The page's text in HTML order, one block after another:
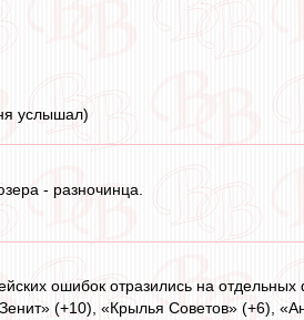
услышал)
- разночинца.
ошибок отразились на отдельных
(+10), «Крылья Советов» (+6),